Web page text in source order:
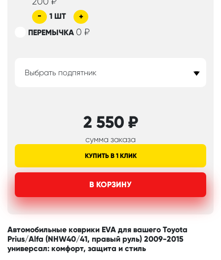
- 1 ШТ
+
ПЕРЕМЫЧКА 0 ₽
Выбрать подпятник
2 550 ₽
сумма заказа
КУПИТЬ В 1 КЛИК
В КОРЗИНУ
Автомобильные коврики EVA для вашего Toyota
Prius/Alfa (NHW40/41, правый руль) 2009-2015
универсал: комфорт, защита и стиль